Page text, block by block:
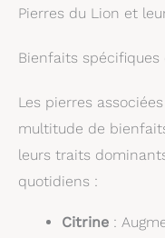
Pierres du Lion et
Bienfaits spécifiques
Les pierres
multitude de
leurs traits
quotidiens :
Citrine :